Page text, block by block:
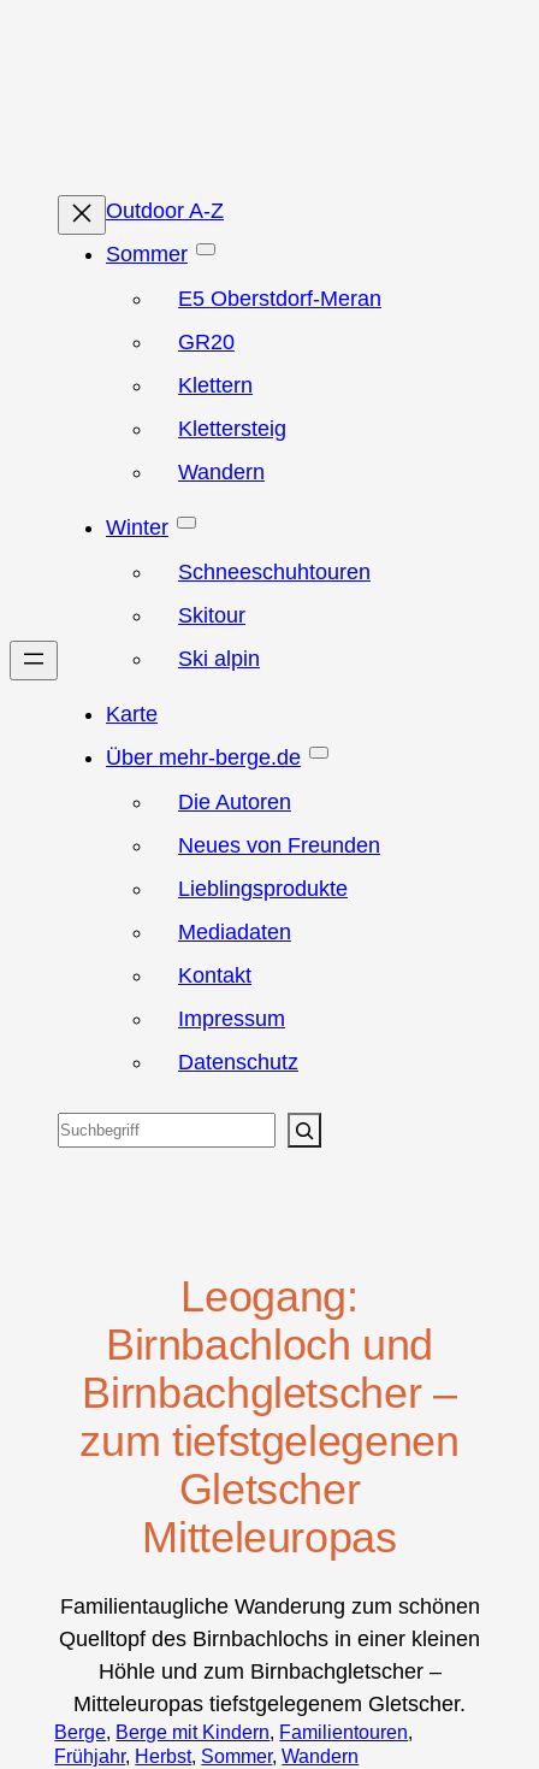
Outdoor A-Z
Sommer
E5 Oberstdorf-Meran
GR20
Klettern
Klettersteig
Wandern
Winter
Schneeschuhtouren
Skitour
Ski alpin
Karte
Über mehr-berge.de
Die Autoren
Neues von Freunden
Lieblingsprodukte
Mediadaten
Kontakt
Impressum
Datenschutz
Suchen
Leogang:
Birnbachloch und
Birnbachgletscher –
zum tiefstgelegenen
Gletscher
Mitteleuropas
Familientaugliche Wanderung zum schönen
Quelltopf des Birnbachlochs in einer kleinen
Höhle und zum Birnbachgletscher –
Mitteleuropas tiefstgelegenem Gletscher.
Berge, Berge mit Kindern, Familientouren
Frühjahr, Herbst, Sommer, Wandern